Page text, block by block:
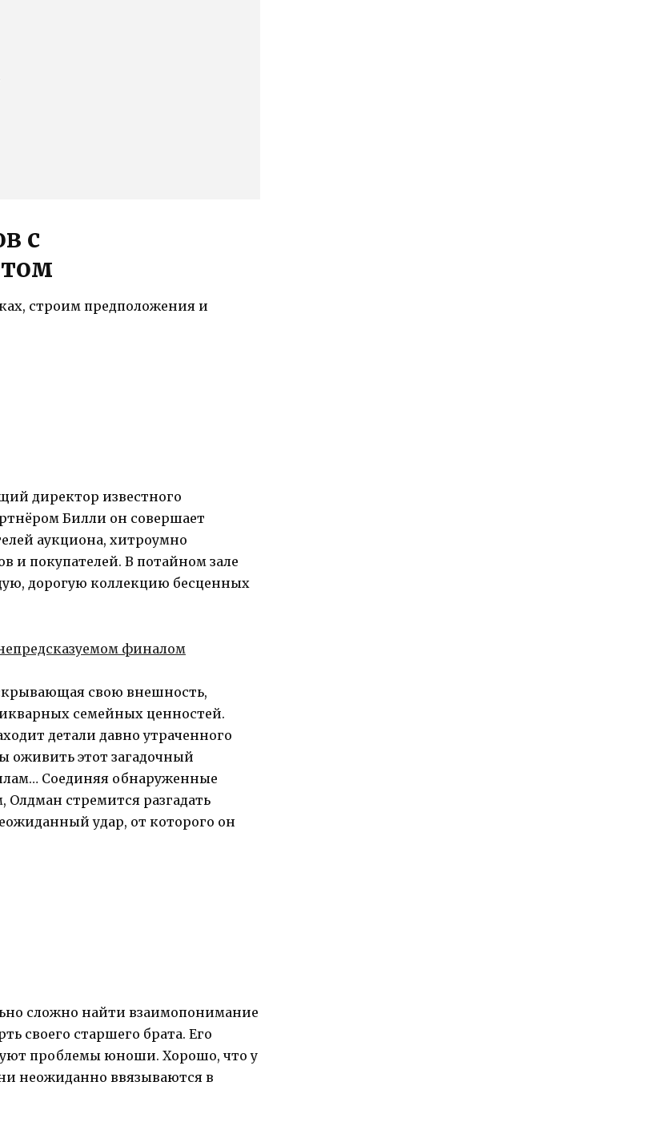
с
строим предположения и
директор известного
Билли он совершает
аукциона, хитроумно
и покупателей. В потайном зале
дорогую коллекцию бесценных
свою внешность,
семейных ценностей.
детали давно утраченного
оживить этот загадочный
Соединяя обнаруженные
Олдман стремится разгадать
удар, от которого он
сложно найти взаимопонимание
своего старшего брата. Его
проблемы юноши. Хорошо, что у
неожиданно ввязываются в